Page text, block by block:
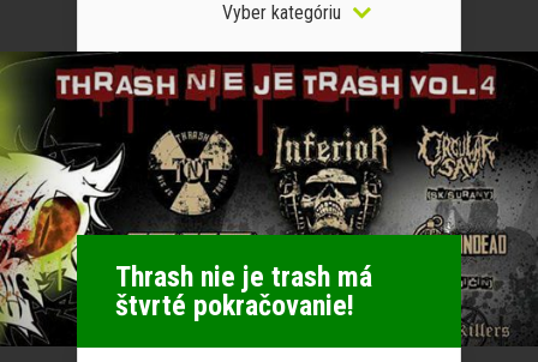
Vyber kategóriu
Thrash nie je trash má
štvrté pokračovanie!